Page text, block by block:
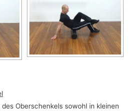
Oberschenkels sowohl in kleinen